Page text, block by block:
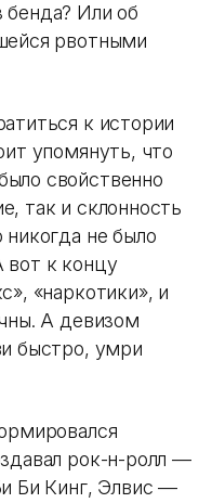
бенда? Или об
рвотными
к истории
упомянуть, что
свойственно
так и склонность
не было
к концу
«наркотики», и
А девизом
быстро, умри
рок-н-ролл —
Би Кинг, Элвис —